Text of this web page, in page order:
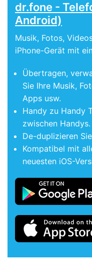
dr.fone -
Android)
Musik, Fotos,
iPhone-Gerät mit
Übertragen,
Sie Ihre Musik,
Apps usw.
Handy zu Handy
zwischen Handys.
De-duplizieren
Kompatibel mit
neuesten iOS-